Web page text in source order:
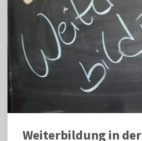
Weiterbildung in der